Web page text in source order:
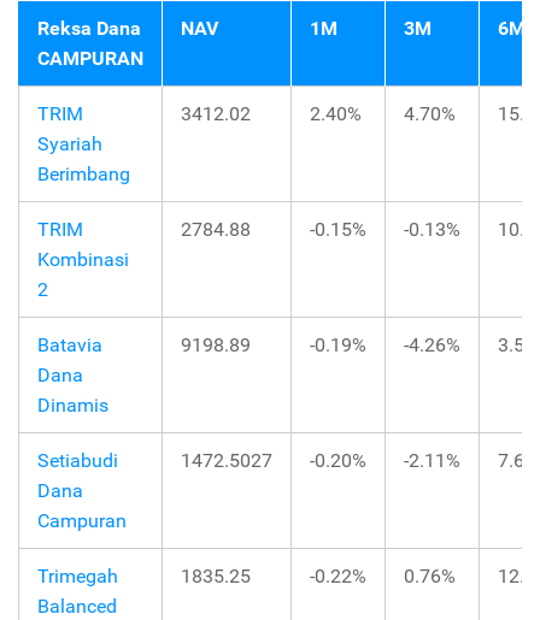
Reksa Dana
CAMPURAN
NAV 1M 3M 6M
TRIM
Syariah
Berimbang
3412.02 2.40% 4.70%
TRIM
Kombinasi
2
2784.88 -0.15% -0.13%
Batavia
Dana
Dinamis
9198.89 -0.19% -4.26%
Setiabudi
Dana
Campuran
1472.5027 -0.20% -2.11%
Trimegah
Balanced
1835.25 -0.22% 0.76%